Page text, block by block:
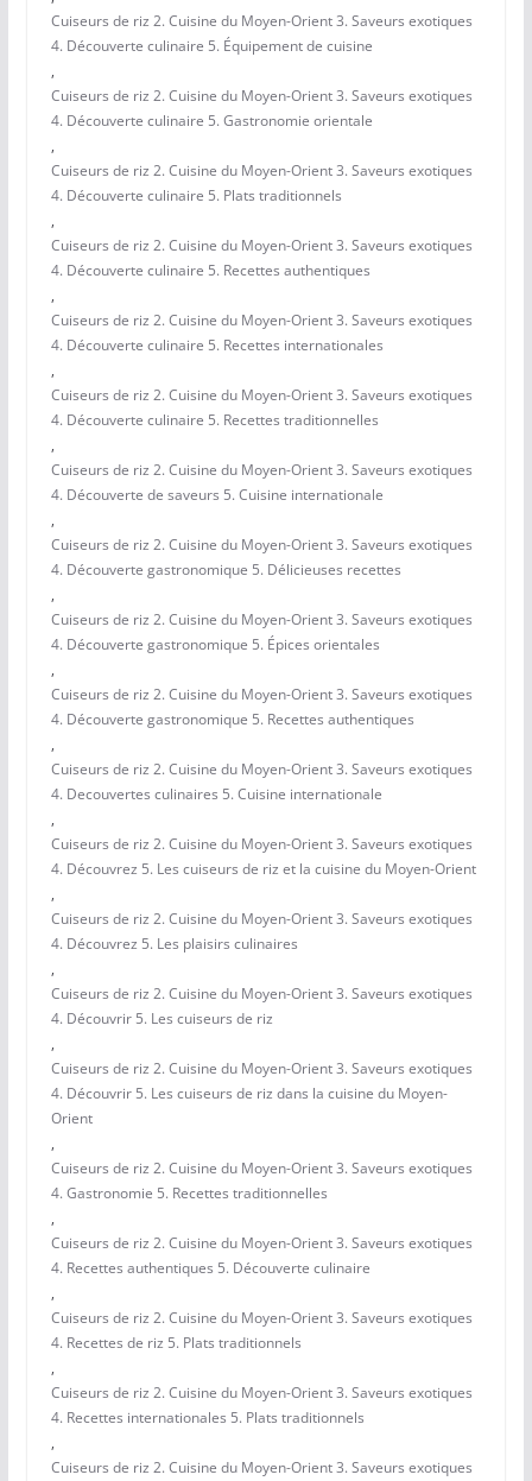
Cuiseurs de riz 2. Cuisine du Moyen-Orient 3. Saveurs exotiques
4. Découverte culinaire 5. Équipement de cuisine
,
Cuiseurs de riz 2. Cuisine du Moyen-Orient 3. Saveurs exotiques
4. Découverte culinaire 5. Gastronomie orientale
,
Cuiseurs de riz 2. Cuisine du Moyen-Orient 3. Saveurs exotiques
4. Découverte culinaire 5. Plats traditionnels
,
Cuiseurs de riz 2. Cuisine du Moyen-Orient 3. Saveurs exotiques
4. Découverte culinaire 5. Recettes authentiques
,
Cuiseurs de riz 2. Cuisine du Moyen-Orient 3. Saveurs exotiques
4. Découverte culinaire 5. Recettes internationales
,
Cuiseurs de riz 2. Cuisine du Moyen-Orient 3. Saveurs exotiques
4. Découverte culinaire 5. Recettes traditionnelles
,
Cuiseurs de riz 2. Cuisine du Moyen-Orient 3. Saveurs exotiques
4. Découverte de saveurs 5. Cuisine internationale
,
Cuiseurs de riz 2. Cuisine du Moyen-Orient 3. Saveurs exotiques
4. Découverte gastronomique 5. Délicieuses recettes
,
Cuiseurs de riz 2. Cuisine du Moyen-Orient 3. Saveurs exotiques
4. Découverte gastronomique 5. Épices orientales
,
Cuiseurs de riz 2. Cuisine du Moyen-Orient 3. Saveurs exotiques
4. Découverte gastronomique 5. Recettes authentiques
,
Cuiseurs de riz 2. Cuisine du Moyen-Orient 3. Saveurs exotiques
4. Decouvertes culinaires 5. Cuisine internationale
,
Cuiseurs de riz 2. Cuisine du Moyen-Orient 3. Saveurs exotiques
4. Découvrez 5. Les cuiseurs de riz et la cuisine du Moyen-Orient
,
Cuiseurs de riz 2. Cuisine du Moyen-Orient 3. Saveurs exotiques
4. Découvrez 5. Les plaisirs culinaires
,
Cuiseurs de riz 2. Cuisine du Moyen-Orient 3. Saveurs exotiques
4. Découvrir 5. Les cuiseurs de riz
,
Cuiseurs de riz 2. Cuisine du Moyen-Orient 3. Saveurs exotiques
4. Découvrir 5. Les cuiseurs de riz dans la cuisine du Moyen-
Orient
,
Cuiseurs de riz 2. Cuisine du Moyen-Orient 3. Saveurs exotiques
4. Gastronomie 5. Recettes traditionnelles
,
Cuiseurs de riz 2. Cuisine du Moyen-Orient 3. Saveurs exotiques
4. Recettes authentiques 5. Découverte culinaire
,
Cuiseurs de riz 2. Cuisine du Moyen-Orient 3. Saveurs exotiques
4. Recettes de riz 5. Plats traditionnels
,
Cuiseurs de riz 2. Cuisine du Moyen-Orient 3. Saveurs exotiques
4. Recettes internationales 5. Plats traditionnels
,
Cuiseurs de riz 2. Cuisine du Moyen-Orient 3. Saveurs exotiques